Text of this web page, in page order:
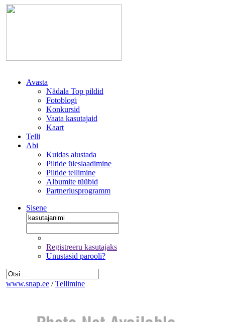
Avasta
Nädala Top pildid
Fotoblogi
Konkursid
Vaata kasutajaid
Kaart
Telli
Abi
Kuidas alustada
Piltide üleslaadimine
Piltide tellimine
Albumite tüübid
Partnerlusprogramm
Sisene
Registreeru kasutajaks
Unustasid parooli?
www.snap.ee / Tellimine